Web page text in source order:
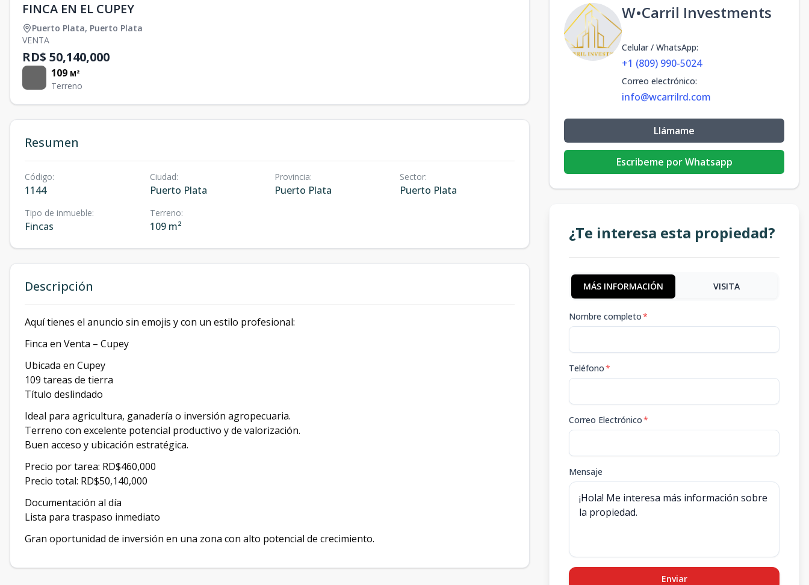
FINCA EN EL CUPEY
Puerto Plata, Puerto Plata
VENTA
RD$ 50,140,000
109 M²
Terreno
Resumen
Código:
1144
Ciudad:
Puerto Plata
Provincia:
Puerto Plata
Sector:
Puerto Plata
Tipo de inmueble:
Fincas
Terreno:
109 m²
Descripción
Aquí tienes el anuncio sin emojis y con un estilo profesional:
Finca en Venta – Cupey
Ubicada en Cupey
109 tareas de tierra
Título deslindado
Ideal para agricultura, ganadería o inversión agropecuaria.
Terreno con excelente potencial productivo y de valorización.
Buen acceso y ubicación estratégica.
Precio por tarea: RD$460,000
Precio total: RD$50,140,000
Documentación al día
Lista para traspaso inmediato
Gran oportunidad de inversión en una zona con alto potencial de crecimiento.
W•Carril Investments
Celular / WhatsApp:
+1 (809) 990-5024
Correo electrónico:
info@wcarrilrd.com
Llámame
Escribeme por Whatsapp
¿Te interesa esta propiedad?
MÁS INFORMACIÓN VISITA
Nombre completo*
Teléfono*
Correo Electrónico*
Mensaje
Enviar